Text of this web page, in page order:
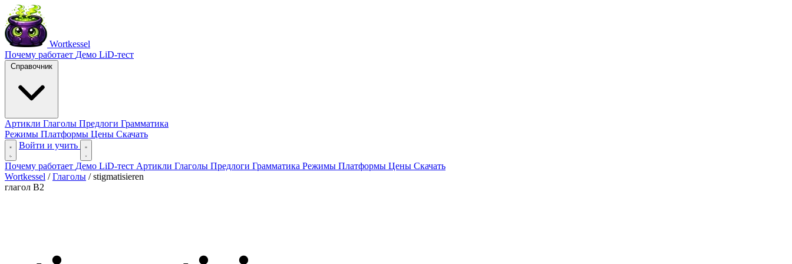
Wortkessel
Почему работает Демо LiD-тест
Справочник
Артикли Глаголы Предлоги Грамматика
Режимы Платформы Цены Скачать
Войти и учить
Почему работает Демо LiD-тест Артикли Глаголы Предлоги Грамматика Режимы Платформы Цены Скачать
Wortkessel / Глаголы / stigmatisieren
глагол B2